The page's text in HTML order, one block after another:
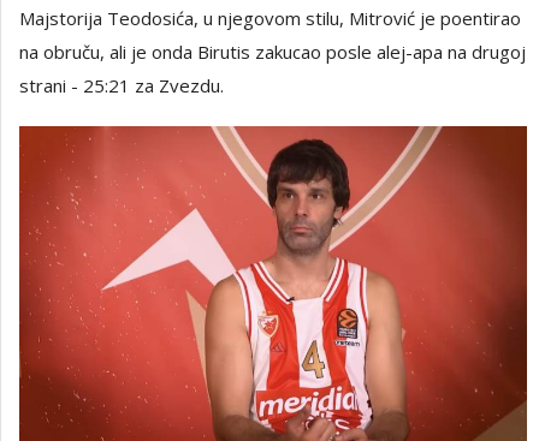
Majstorija Teodosića, u njegovom stilu, Mitrović je poentirao
na obruču, ali je onda Birutis zakucao posle alej-apa na drugoj
strani - 25:21 za Zvezdu.